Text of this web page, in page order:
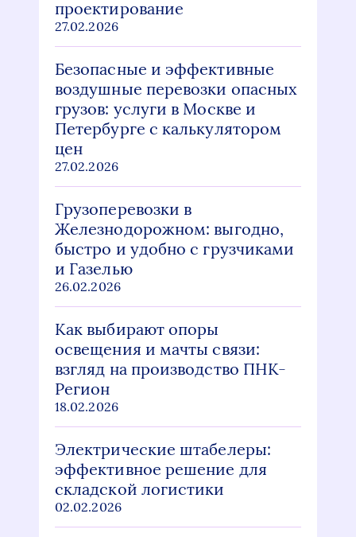
проектирование
27.02.2026
Безопасные и эффективные
воздушные перевозки опасных
грузов: услуги в Москве и
Петербурге с калькулятором
цен
27.02.2026
Грузоперевозки в
Железнодорожном: выгодно,
быстро и удобно с грузчиками
и Газелью
26.02.2026
Как выбирают опоры
освещения и мачты связи:
взгляд на производство ПНК-
Регион
18.02.2026
Электрические штабелеры:
эффективное решение для
складской логистики
02.02.2026